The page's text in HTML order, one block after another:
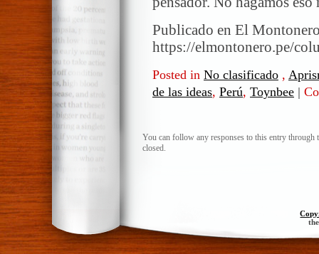
Publicado en El
https://elmontonero.pe/
Posted in No clasificado ,
de las ideas, Perú, Toynbee |
You can follow any responses to this entry through
closed.